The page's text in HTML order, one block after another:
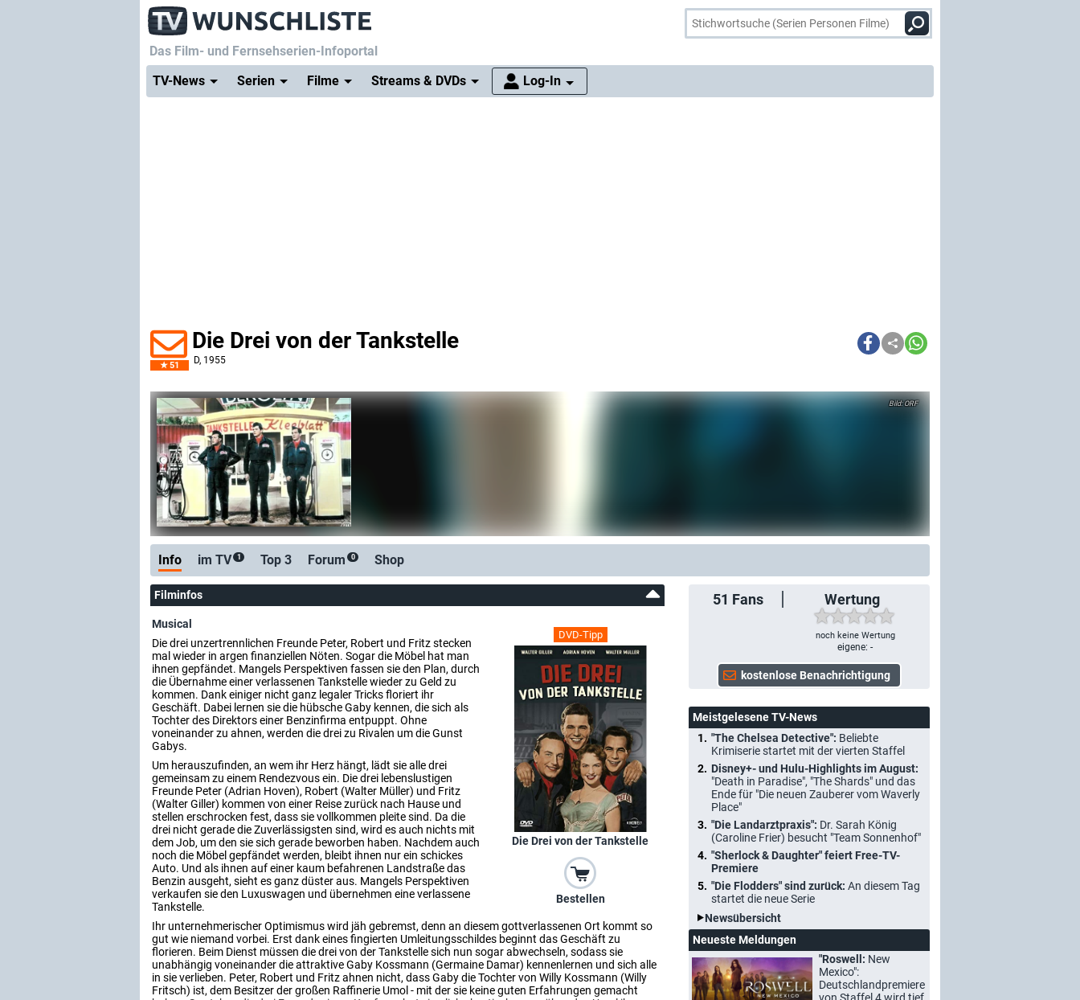
Das Film- und Fernsehserien-Infoportal
TV-News
Serien Filme Streams & DVDs Log-In
51
Die Drei von der Tankstelle
D, 1955
ORF
Info im TV 1 Top 3 Forum 0 Shop
51 Fans Wertung
noch keine Wertung
eigene: -
Filminfos
DVD-Tipp
Die Drei von der Tankstelle
Bestellen
Musical
Die drei unzertrennlichen Freunde Peter, Robert und Fritz stecken
mal wieder in argen finanziellen Nöten. Sogar die Möbel hat man
ihnen gepfändet. Mangels Perspektiven fassen sie den Plan, durch
die Übernahme einer verlassenen Tankstelle wieder zu Geld zu
kommen. Dank einiger nicht ganz legaler Tricks floriert ihr
Geschäft. Dabei lernen sie die hübsche Gaby kennen, die sich als
Tochter des Direktors einer Benzinfirma entpuppt. Ohne
voneinander zu ahnen, werden die drei zu Rivalen um die Gunst
Gabys.
Um herauszufinden, an wem ihr Herz hängt, lädt sie alle drei
gemeinsam zu einem Rendezvous ein. Die drei lebenslustigen
Freunde Peter (Adrian Hoven), Robert (Walter Müller) und Fritz
(Walter Giller) kommen von einer Reise zurück nach Hause und
stellen erschrocken fest, dass sie vollkommen pleite sind. Da die
drei nicht gerade die Zuverlässigsten sind, wird es auch nichts mit
dem Job, um den sie sich gerade beworben haben. Nachdem auch
noch die Möbel gepfändet werden, bleibt ihnen nur ein schickes
Auto. Und als ihnen auf einer kaum befahrenen Landstraße das
Benzin ausgeht, sieht es ganz düster aus. Mangels Perspektiven
verkaufen sie den Luxuswagen und übernehmen eine verlassene
Tankstelle.
Ihr unternehmerischer Optimismus wird jäh gebremst, denn an diesem gottverlassenen Ort kommt so
gut wie niemand vorbei. Erst dank eines fingierten Umleitungsschildes beginnt das Geschäft zu
florieren. Beim Dienst müssen die drei von der Tankstelle sich nun sogar abwechseln, sodass sie
unabhängig voneinander die attraktive Gaby Kossmann (Germaine Damar) kennenlernen und sich alle
in sie verlieben. Peter, Robert und Fritz ahnen nicht, dass Gaby die Tochter von Willy Kossmann (Willy
Fritsch) ist, dem Besitzer der großen Raffinerie Umol - mit der sie keine guten Erfahrungen gemacht
Meistgelesene TV-News
"The Chelsea Detective": Beliebte
Krimiserie startet mit der vierten Staffel
Disney+- und Hulu-Highlights im August:
"Death in Paradise", "The Shards" und das
Ende für "Die neuen Zauberer vom Waverly
Place"
"Die Landarztpraxis": Dr. Sarah König
(Caroline Frier) besucht "Team Sonnenhof"
"Sherlock & Daughter" feiert Free-TV-
Premiere
"Die Flodders" sind zurück: An diesem Tag
startet die neue Serie
Newsübersicht
Neueste Meldungen
"Roswell: New
Mexico":
Deutschlandpremiere